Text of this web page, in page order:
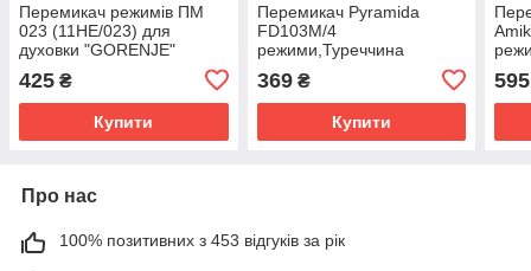
Перемикач режимів ПМ
023 (11HE/023) для
духовки "GORENJE"
425 ₴
Купити
Перемикач Pyramida
FD103M/4
режими,Туреччина
369₴
Купити
595
Про нас
100% позитивних з 453 відгуків за рік